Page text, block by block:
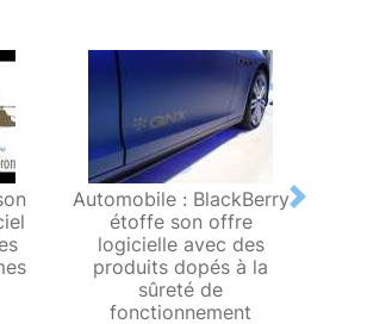
Automobile : BlackBerry
étoffe son offre
logicielle avec des
produits dopés à la
sûreté de
fonctionnement
Next